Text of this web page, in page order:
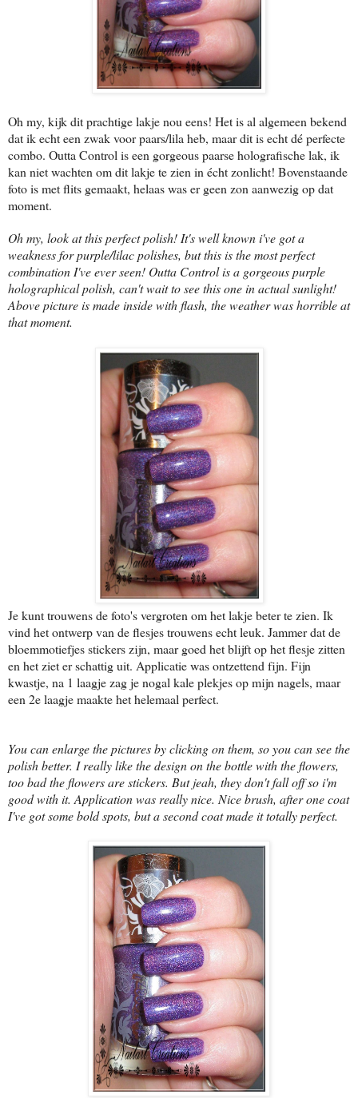
Oh my, kijk dit prachtige lakje nou eens! Het is al algemeen bekend
dat ik echt een zwak voor paars/lila heb, maar dit is echt dé perfecte
combo. Outta Control is een gorgeous paarse holografische lak, ik
kan niet wachten om dit lakje te zien in écht zonlicht! Bovenstaande
foto is met flits gemaakt, helaas was er geen zon aanwezig op dat
moment.
Oh my, look at this perfect polish! It's well known i've got a
weakness for purple/lilac polishes, but this is the most perfect
combination I've ever seen! Outta Control is a gorgeous purple
holographical polish, can't wait to see this one in actual sunlight!
Above picture is made inside with flash, the weather was horrible at
that moment.
Je kunt trouwens de foto's vergroten om het lakje beter te zien. Ik
vind het ontwerp van de flesjes trouwens echt leuk. Jammer dat de
bloemmotiefjes stickers zijn, maar goed het blijft op het flesje zitten
en het ziet er schattig uit. Applicatie was ontzettend fijn. Fijn
kwastje, na 1 laagje zag je nogal kale plekjes op mijn nagels, maar
een 2e laagje maakte het helemaal perfect.
You can enlarge the pictures by clicking on them, so you can see the
polish better. I really like the design on the bottle with the flowers,
too bad the flowers are stickers. But jeah, they don't fall off so i'm
good with it. Application was really nice. Nice brush, after one coat
I've got some bold spots, but a second coat made it totally perfect.